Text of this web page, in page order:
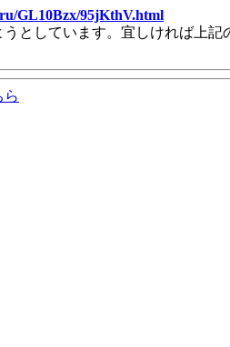
GL10Bzx/95jKthV.html
としています。宜しければ上
ら